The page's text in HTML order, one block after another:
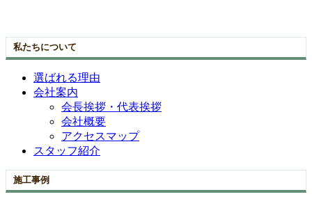
私たちについて
選ばれる理由
会社案内
会長挨拶・代表挨拶
会社概要
アクセスマップ
スタッフ紹介
施工事例